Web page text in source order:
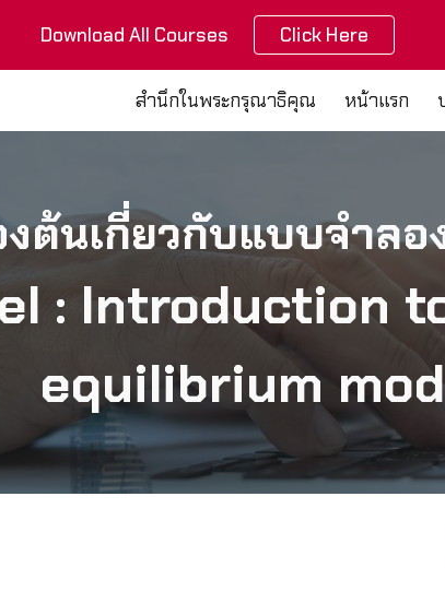
main content Skip to
Download All Courses Click Here
สำนึกในพระกรุณาธิคุณ หน้าแรก
งต้นเกี่ยวกับแบบจำล
: Introduction
equilibrium